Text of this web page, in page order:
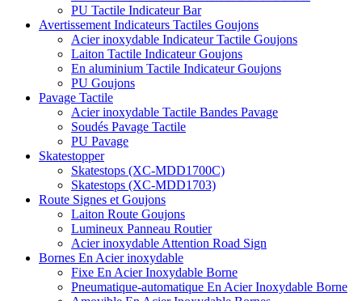
PU Tactile Indicateur Bar
Avertissement Indicateurs Tactiles Goujons
Acier inoxydable Indicateur Tactile Goujons
Laiton Tactile Indicateur Goujons
En aluminium Tactile Indicateur Goujons
PU Goujons
Pavage Tactile
Acier inoxydable Tactile Bandes Pavage
Soudés Pavage Tactile
PU Pavage
Skatestopper
Skatestops (XC-MDD1700C)
Skatestops (XC-MDD1703)
Route Signes et Goujons
Laiton Route Goujons
Lumineux Panneau Routier
Acier inoxydable Attention Road Sign
Bornes En Acier inoxydable
Fixe En Acier Inoxydable Borne
Pneumatique-automatique En Acier Inoxydable Borne